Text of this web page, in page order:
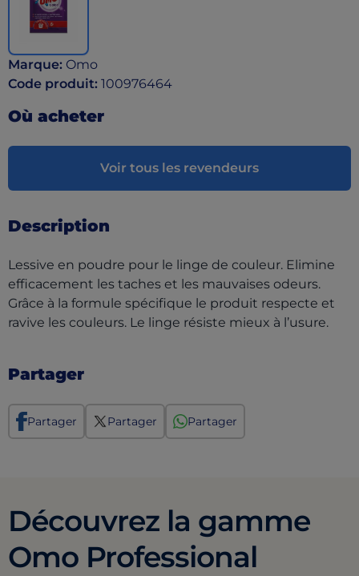
Marque: Omo
Code produit: 100976464
Où acheter
Voir tous les revendeurs
Description
Lessive en poudre pour le linge de couleur. Elimine
efficacement les taches et les mauvaises odeurs.
Grâce à la formule spécifique le produit respecte et
ravive les couleurs. Le linge résiste mieux à l’usure.
Partager
Partager Partager Partager
Découvrez la gamme
Omo Professional